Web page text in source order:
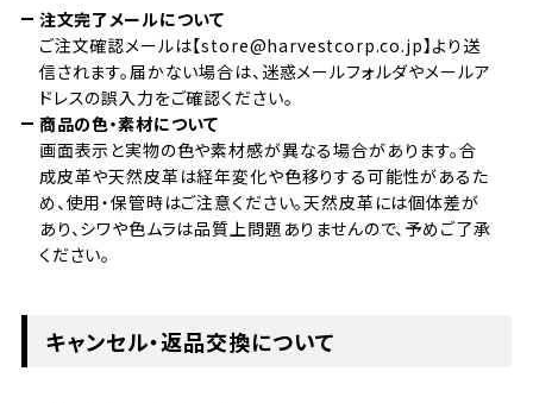
注文完了メールについて
ご注文確認メールは【store@harvestcorp.co.jp】より送
信されます。届かない場合は、迷惑メールフォルダやメールア
ドレスの誤入力をご確認ください。
商品の色・素材について
画面表示と実物の色や素材感が異なる場合があります。合
成皮革や天然皮革は経年変化や色移りする可能性があるた
め、使用・保管時はご注意ください。天然皮革には個体差が
あり、シワや色ムラは品質上問題ありませんので、予めご了承
ください。
キャンセル・返品交換について